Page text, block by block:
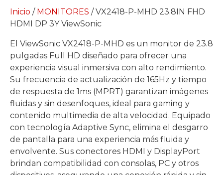
Inicio / MONITORES / VX2418-P-MHD 23.8IN FHD
HDMI DP 3Y ViewSonic
El ViewSonic VX2418-P-MHD es un monitor de 23.8
pulgadas Full HD diseñado para ofrecer una
experiencia visual inmersiva con alto rendimiento.
Su frecuencia de actualización de 165Hz y tiempo
de respuesta de 1ms (MPRT) garantizan imágenes
fluidas y sin desenfoques, ideal para gaming y
contenido multimedia de alta velocidad. Equipado
con tecnología Adaptive Sync, elimina el desgarro
de pantalla para una experiencia más fluida y
envolvente. Sus conectores HDMI y DisplayPort
brindan compatibilidad con consolas, PC y otros